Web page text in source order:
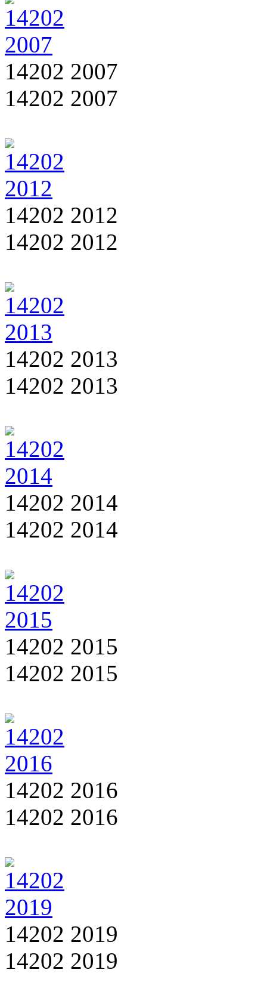
14202 2007
14202 2007
14202 2012
14202 2012
14202 2013
14202 2013
14202 2014
14202 2014
14202 2015
14202 2015
14202 2016
14202 2016
14202 2019
14202 2019